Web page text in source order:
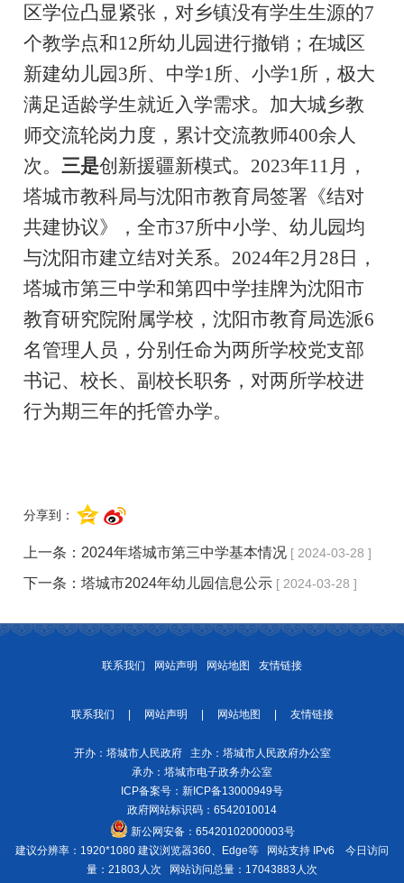
区学位凸显紧张，对乡镇没有学生生源的7
个教学点和12所幼儿园进行撤销；在城区
新建幼儿园3所、中学1 所、小学1 所 ，极大
满足适龄学生就近入学需求。加大城乡教
师交流轮岗力度，累计交流教师400余人
次。三是创新援疆新模式。 2023年11 月，
塔城市教科局与沈阳市教育局签署《结对
共建协议》，全市37所中小学、幼儿园均
与沈阳市建立结对关系。 2024年2 月 28 日，
塔城市第三中学和第四中学挂牌为沈阳市
教育研究院附属学校，沈阳市教育局选派6
名管理人员，分别任命为两所学校党支部
书记、校长、副校长职务，对两所学校进
行为期三年的托管办学。
分享到：
上一条： 2024年塔城市第三中学基本情况 [ 2024-03-28 ]
下一条：塔城市2024年幼儿园信息公示 [ 2024-03-28 ]
联系我们 网站声明 网站地图 友情链接
联系我们 | 网站声明 | 网站地图 | 友情链接
开办：塔城市人民政府 主办：塔城市人民政府办公室
承办：塔城市电子政务办公室
ICP备案号： 新ICP备13000949号
政府网站标识码：6542010014
新公网安备： 65420102000003号
建议分辨率：1920*1080 建议浏览器360、Edge等 网站支持 IPv6
今日访问
量：21803人次
网站访问总量：17043883人次